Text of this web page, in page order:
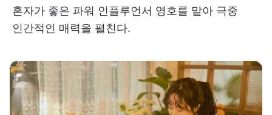
혼자가 좋은 파워 인플루언서 영호를 맡아 극중
인간적인 매력을 펼친다.